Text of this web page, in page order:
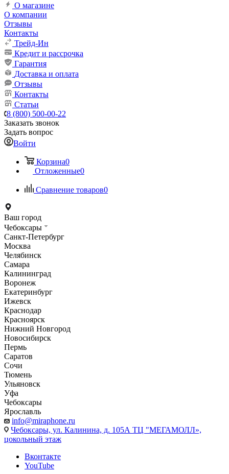
О магазине
О компании
Отзывы
Контакты
Трейд-Ин
Кредит и рассрочка
Гарантия
Доставка и оплата
Отзывы
Контакты
Статьи
8 (800) 500-00-22
Заказать звонок
Задать вопрос
Войти
Корзина0
Отложенные0
Сравнение товаров0
Ваш город
Чебоксары
Санкт-Петербург
Москва
Челябинск
Самара
Калининград
Воронеж
Екатеринбург
Ижевск
Краснодар
Красноярск
Нижний Новгород
Новосибирск
Пермь
Саратов
Сочи
Тюмень
Ульяновск
Уфа
Чебоксары
Ярославль
info@miraphone.ru
Чебоксары, ул. Калинина, д. 105А ТЦ "МЕГАМОЛЛ»,
цокольный этаж
Вконтакте
YouTube